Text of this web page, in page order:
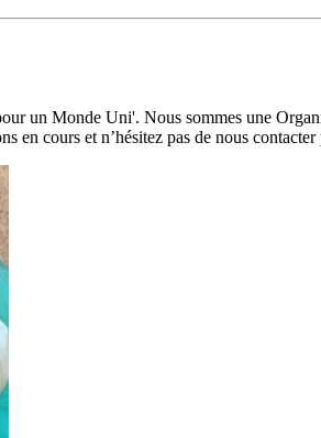
un Monde Uni'. Nous sommes une
en cours et n’hésitez pas de nous